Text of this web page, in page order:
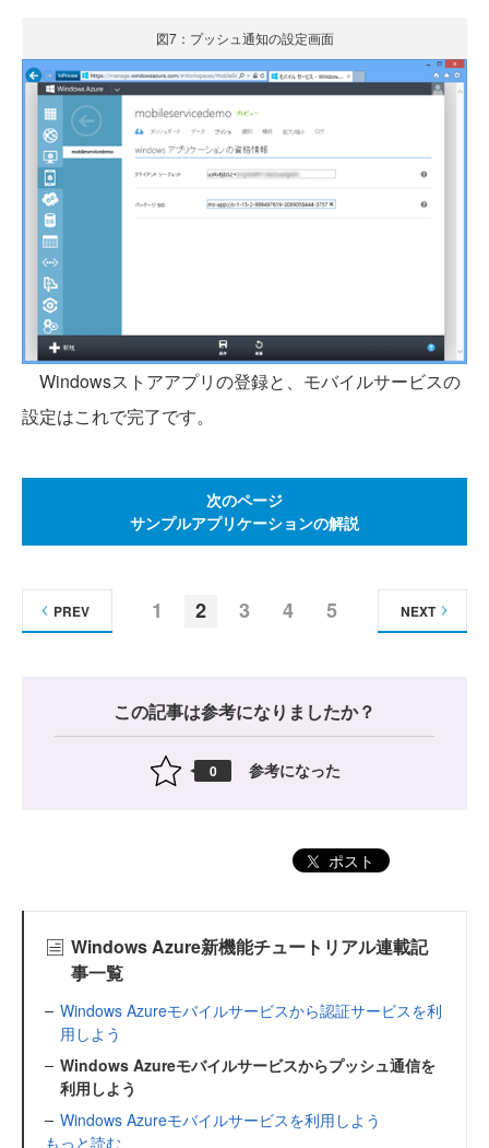
図7：プッシュ通知の設定画面
Windowsストアアプリの登録と、モバイルサービスの
設定はこれで完了です。
次のページ
サンプルアプリケーションの解説
1 2 3 4 5
PREV NEXT
この記事は参考になりましたか？
0 参考になった
ポスト
Windows Azure新機能チュートリアル連載記
事一覧
Windows Azureモバイルサービスから認証サービスを利
用しよう
Windows Azureモバイルサービスからプッシュ通信を
利用しよう
Windows Azureモバイルサービスを利用しよう
もっと読む